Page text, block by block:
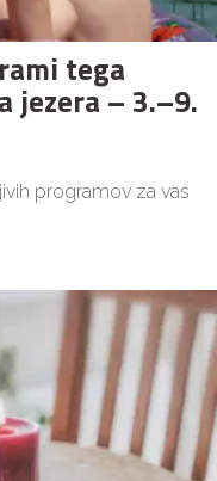
tega
jezera – 3.–9.
programov za vas